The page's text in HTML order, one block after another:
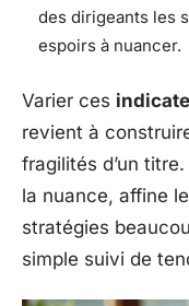
des dirigeants les
espoirs à nuancer.
Varier ces
revient à
fragilités d’un
la nuance, affine
stratégies
simple suivi de